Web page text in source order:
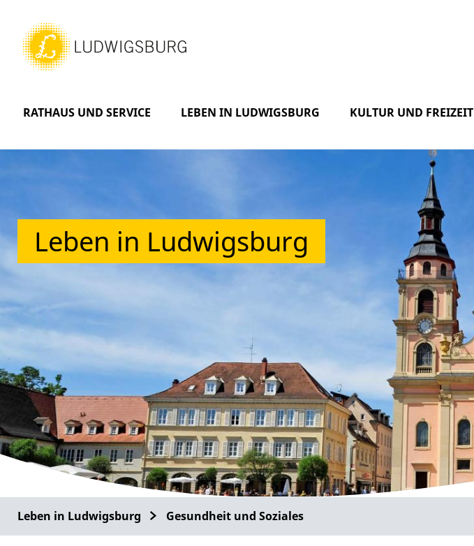
RATHAUS UND SERVICE LEBEN IN LUDWIGSBURG KULTUR UND FREIZEIT
Leben in Ludwigsburg
Leben in Ludwigsburg Gesundheit und Soziales